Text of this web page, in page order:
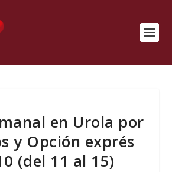
en Urola por
y Opción exprés
(del 11 al 15)